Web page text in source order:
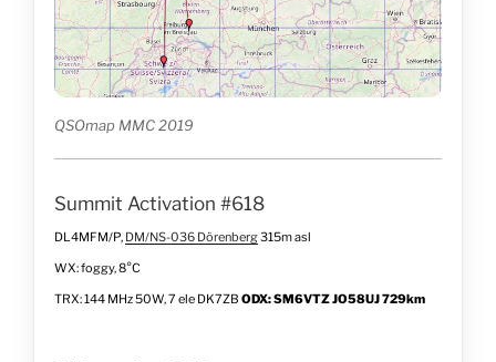
QSOmap MMC 2019
Summit Activation #618
DL4MFM/P, DM/NS-036 Dörenberg315m asl
WX: foggy, 8°C
TRX: 144 MHz 50W, 7 ele DK7ZB ODX: SM6VTZ JO58UJ 729km